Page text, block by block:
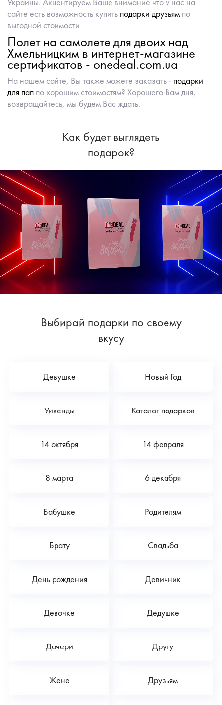
сайте есть возможность купить подарки друзьям по
выгодной стоимости
Полет на самолете для двоих над
Хмельницким в интернет-магазине
сертификатов - onedeal.com.ua
На нашем сайте, Вы также можете заказать - подарки
для пап по хорошим стоимостям? Хорошего Вам дня,
возвращайтесь, мы будем Вас ждать.
Как будет выглядеть
подарок?
Выбирай подарки по своему
вкусу
Девушке Новый Год
Уикенды Каталог подарков
14 октября 14 февраля
8 марта 6 декабря
Бабушке Родителям
Брату Свадьба
День рождения Девичник
Девочке Дедушке
Дочери Другу
Жене Друзьям